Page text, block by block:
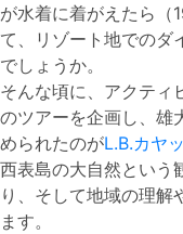
が水着に着がえたら（
て、リゾート地でのダ
でしょうか。
そんな頃に、アクティ
のツアーを企画し、雄
められたのがL.B.カヤ
西表島の大自然という
り、そして地域の理解
ます。